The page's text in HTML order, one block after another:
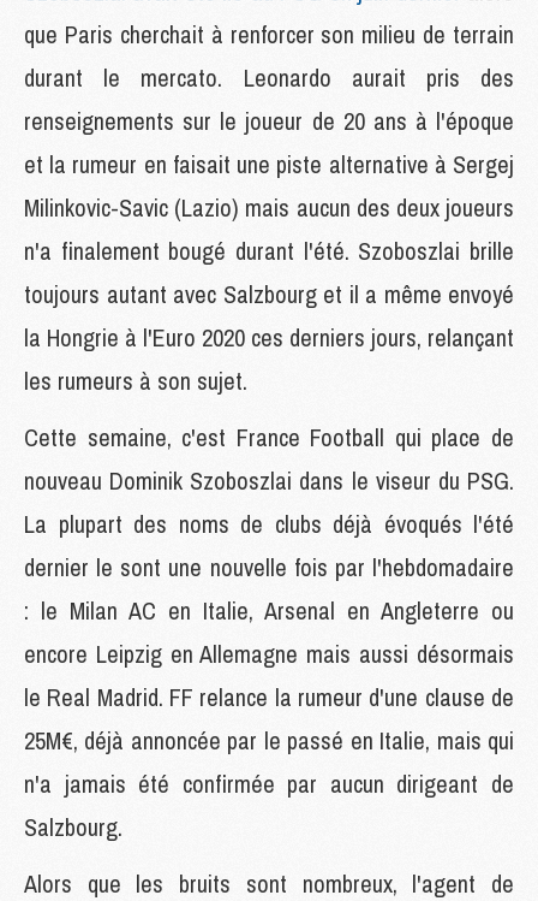
que Paris cherchait à renforcer son milieu de terrain
durant le mercato. Leonardo aurait pris des
renseignements sur le joueur de 20 ans à l'époque
et la rumeur en faisait une piste alternative à Sergej
Milinkovic-Savic (Lazio) mais aucun des deux joueurs
n'a finalement bougé durant l'été. Szoboszlai brille
toujours autant avec Salzbourg et il a même envoyé
la Hongrie à l'Euro 2020 ces derniers jours, relançant
les rumeurs à son sujet.
Cette semaine, c'est France Football qui place de
nouveau Dominik Szoboszlai dans le viseur du PSG.
La plupart des noms de clubs déjà évoqués l'été
dernier le sont une nouvelle fois par l'hebdomadaire
: le Milan AC en Italie, Arsenal en Angleterre ou
encore Leipzig en Allemagne mais aussi désormais
le Real Madrid. FF relance la rumeur d'une clause de
25M€, déjà annoncée par le passé en Italie, mais qui
n'a jamais été confirmée par aucun dirigeant de
Salzbourg.
Alors que les bruits sont nombreux, l'agent de